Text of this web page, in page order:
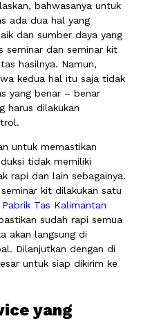
bahwasanya untuk
ada dua hal yang
dan sumber daya yang
seminar dan seminar kit
hasilnya. Namun,
kedua hal itu saja tidak
yang benar – benar
harus dilakukan
untuk memastikan
tidak memiliki
rapi dan lain sebagainya.
kit dilakukan satu
Pabrik Tas Kalimantan
sudah rapi semua
akan langsung di
Dilanjutkan dengan di
untuk siap dikirim ke
yang